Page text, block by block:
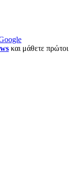
και μάθετε πρώτοι